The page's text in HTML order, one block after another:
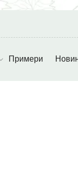
Примери